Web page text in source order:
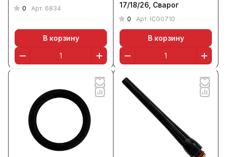
0 Арт. 6834
В корзину
17/18/26, Сварог
0 Арт. ICG0710
В корзину